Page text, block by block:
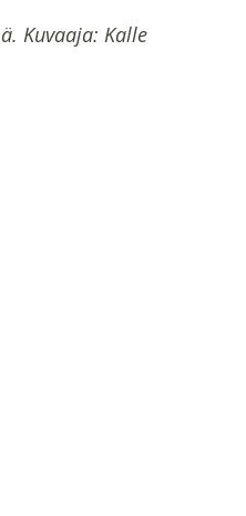
Kuvaaja: Kalle